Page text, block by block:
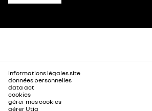
informations légales site
données personnelles
data act
cookies
gérer mes cookies
gérer Utiq